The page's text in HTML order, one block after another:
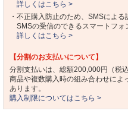
詳しくはこちら >
・不正購入防止のため、SMSによる
SMSの受信のできるスマートフォ
詳しくはこちら >
【分割のお支払いについて】
分割支払いは、総額200,000円（税
商品や複数購入時の組み合わせによ
あります。
購入制限についてはこちら >